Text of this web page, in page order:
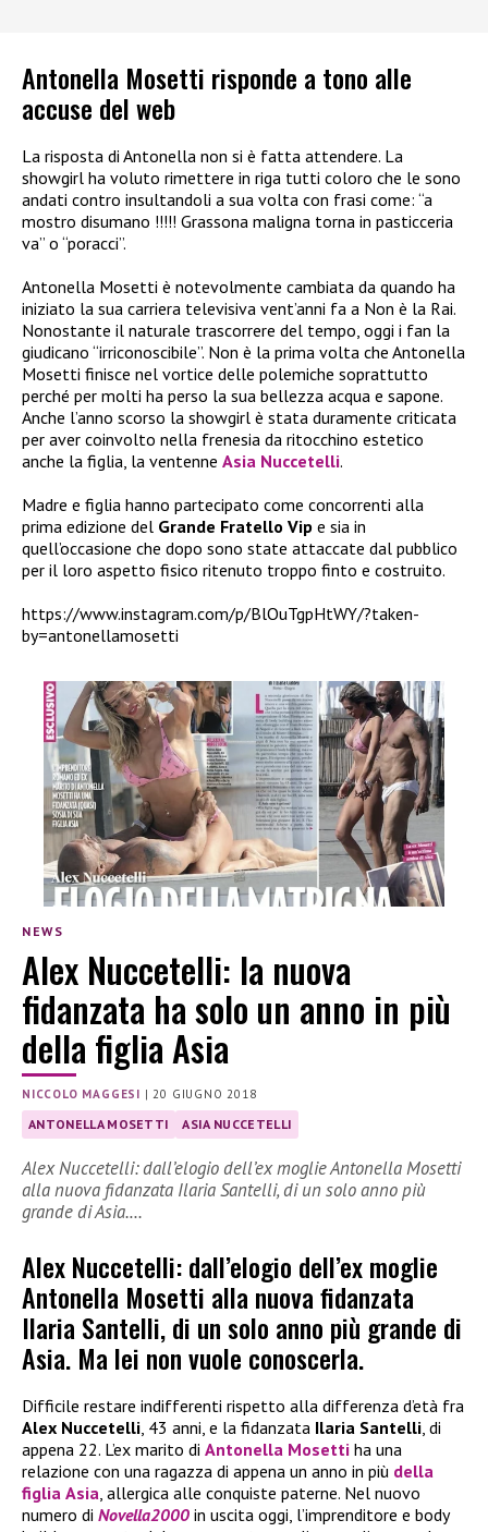
Antonella Mosetti risponde a tono alle
accuse del web
La risposta di Antonella non si è fatta attendere. La
showgirl ha voluto rimettere in riga tutti coloro che le sono
andati contro insultandoli a sua volta con frasi come: “a
mostro disumano !!!!! Grassona maligna torna in pasticceria
va” o “poracci”.
Antonella Mosetti è notevolmente cambiata da quando ha
iniziato la sua carriera televisiva vent’anni fa a Non è la Rai.
Nonostante il naturale trascorrere del tempo, oggi i fan la
giudicano “irriconoscibile”. Non è la prima volta che Antonella
Mosetti finisce nel vortice delle polemiche soprattutto
perché per molti ha perso la sua bellezza acqua e sapone.
Anche l’anno scorso la showgirl è stata duramente criticata
per aver coinvolto nella frenesia da ritocchino estetico
anche la figlia, la ventenne Asia Nuccetelli.
Madre e figlia hanno partecipato come concorrenti alla
prima edizione del Grande Fratello Vip e sia in
quell’occasione che dopo sono state attaccate dal pubblico
per il loro aspetto fisico ritenuto troppo finto e costruito.
https://www.instagram.com/p/BlOuTgpHtWY/?taken-
by=antonellamosetti
NEWS
Alex Nuccetelli: la nuova
fidanzata ha solo un anno in più
della figlia Asia
NICCOLO MAGGESI |20 GIUGNO 2018
ANTONELLA MOSETTI ASIA NUCCETELLI
Alex Nuccetelli: dall’elogio dell’ex moglie Antonella Mosetti
alla nuova fidanzata Ilaria Santelli, di un solo anno più
grande di Asia.…
Alex Nuccetelli: dall’elogio dell’ex moglie
Antonella Mosetti alla nuova fidanzata
Ilaria Santelli, di un solo anno più grande di
Asia. Ma lei non vuole conoscerla.
Difficile restare indifferenti rispetto alla differenza d’età fra
Alex Nuccetelli, 43 anni, e la fidanzata Ilaria Santelli, di
appena 22. L’ex marito di Antonella Mosetti ha una
relazione con una ragazza di appena un anno in più della
figlia Asia, allergica alle conquiste paterne. Nel nuovo
numero di Novella2000 in uscita oggi, l’imprenditore e body